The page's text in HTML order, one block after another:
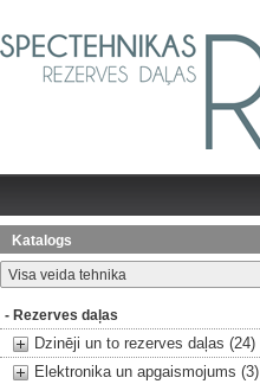
Katalogs
- Rezerves daļas
Dzinēji un to rezerves daļas (24)
Elektronika un apgaismojums (3)